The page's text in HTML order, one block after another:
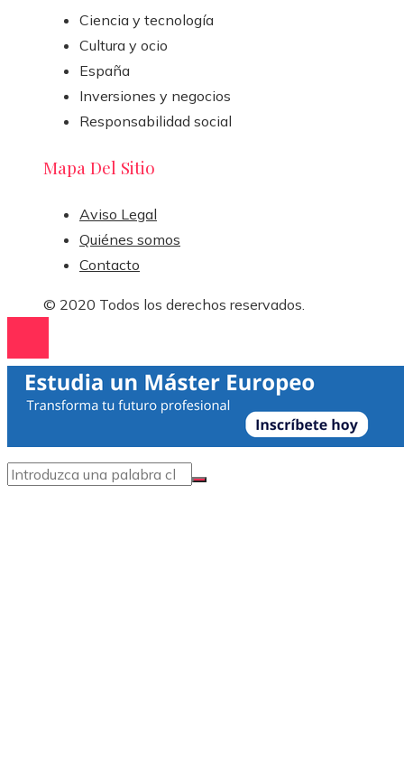
Ciencia y tecnología
Cultura y ocio
España
Inversiones y negocios
Responsabilidad social
Mapa Del Sitio
Aviso Legal
Quiénes somos
Contacto
© 2020 Todos los derechos reservados.